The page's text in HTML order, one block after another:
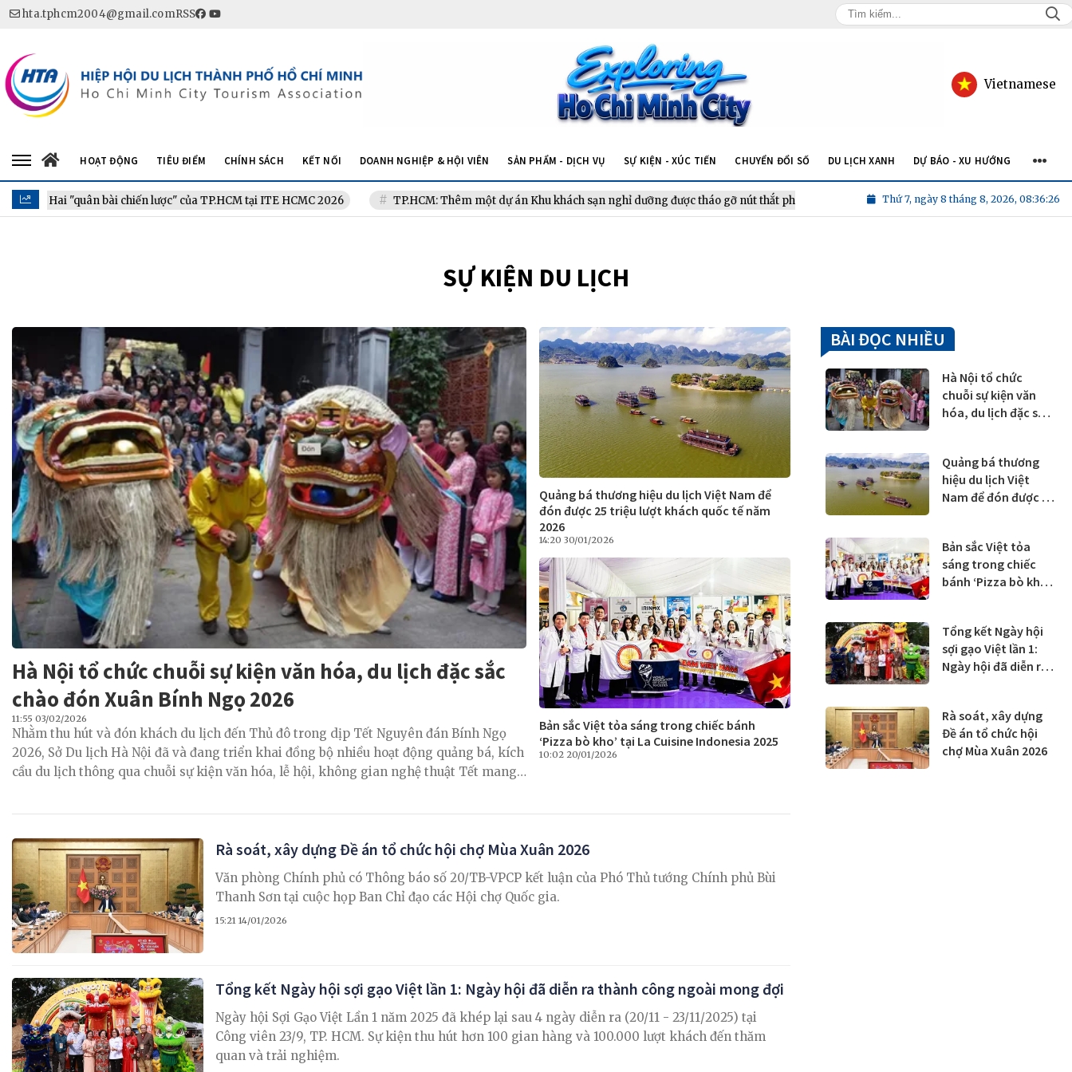
hta.tphcm2004@gmail.comRSS
Vietnamese
Hai "quân bài chiến lược" của TP.HCM tại ITE HCMC 2026 TP.HCM: Thêm một dự án Khu khách sạn nghỉ dưỡng được tháo gỡ nút thắt pháp lý TP.HCM dẫn đầu danh sách thành phố có
Thứ 7, ngày 8 tháng 8, 2026, 08:36:26
HOẠT ĐỘNG TIÊU ĐIỂM CHÍNH SÁCH KẾT NỐI DOANH NGHIỆP & HỘI VIÊN SẢN PHẨM - DỊCH VỤ SỰ KIỆN - XÚC TIẾN CHUYỂN ĐỔI SỐ DU LỊCH XANH DỰ BÁO - XU HƯỚNG
SỰ KIỆN DU LỊCH
Hà Nội tổ chức chuỗi sự kiện văn hóa, du lịch đặc sắc
chào đón Xuân Bính Ngọ 2026
11:55 03/02/2026
Nhằm thu hút và đón khách du lịch đến Thủ đô trong dịp Tết Nguyên đán Bính Ngọ
2026, Sở Du lịch Hà Nội đã và đang triển khai đồng bộ nhiều hoạt động quảng bá, kích
cầu du lịch thông qua chuỗi sự kiện văn hóa, lễ hội, không gian nghệ thuật Tết mang
Quảng bá thương hiệu du lịch Việt Nam để
đón được 25 triệu lượt khách quốc tế năm
2026
14:20 30/01/2026
Bản sắc Việt tỏa sáng trong chiếc bánh
‘Pizza bò kho’ tại La Cuisine Indonesia 2025
10:02 20/01/2026
Rà soát, xây dựng Đề án tổ chức hội chợ Mùa Xuân 2026
Văn phòng Chính phủ có Thông báo số 20/TB-VPCP kết luận của Phó Thủ tướng Chính phủ Bùi
Thanh Sơn tại cuộc họp Ban Chỉ đạo các Hội chợ Quốc gia.
15:21 14/01/2026
Tổng kết Ngày hội sợi gạo Việt lần 1: Ngày hội đã diễn ra thành công ngoài mong đợi
Ngày hội Sợi Gạo Việt Lần 1 năm 2025 đã khép lại sau 4 ngày diễn ra (20/11 - 23/11/2025) tại
Công viên 23/9, TP. HCM. Sự kiện thu hút hơn 100 gian hàng và 100.000 lượt khách đến thăm
quan và trải nghiệm.
BÀI ĐỌC NHIỀU
Hà Nội tổ chức
chuỗi sự kiện văn
hóa, du lịch đặc sắc
Quảng bá thương
hiệu du lịch Việt
Nam để đón được 25
Bản sắc Việt tỏa
sáng trong chiếc
bánh ‘Pizza bò kho’
Tổng kết Ngày hội
sợi gạo Việt lần 1:
Ngày hội đã diễn ra
Rà soát, xây dựng
Đề án tổ chức hội
chợ Mùa Xuân 2026